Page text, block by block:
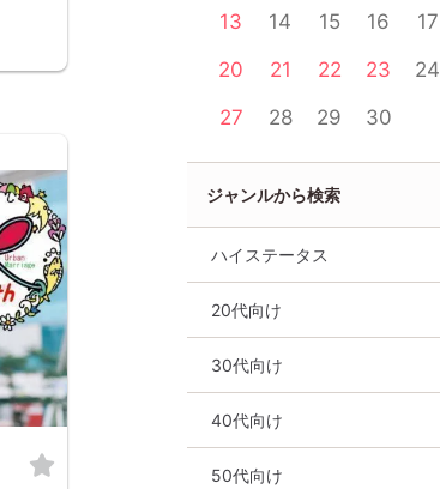
13
14 15 16 17
20
21 22 23 24
27
28 29 30
ジャンルから検索
ハイステータス
20代向け
30代向け
40代向け
50代向け